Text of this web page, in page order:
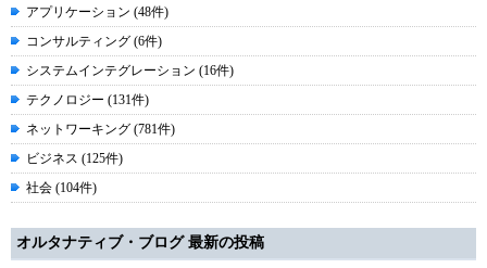
アプリケーション (48件)
コンサルティング (6件)
システムインテグレーション (16件)
テクノロジー (131件)
ネットワーキング (781件)
ビジネス (125件)
社会 (104件)
オルタナティブ・ブログ 最新の投稿